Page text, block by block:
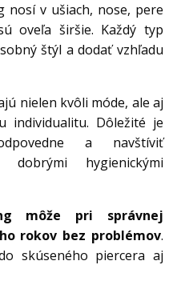
nosí v ušiach, nose, pere
oveľa širšie. Každý typ
štýl a dodať vzhľadu
nielen kvôli móde, ale aj
individualitu. Dôležité je
a navštíviť
hygienickými
môže pri správnej
rokov bez problémov.
skúseného piercera aj